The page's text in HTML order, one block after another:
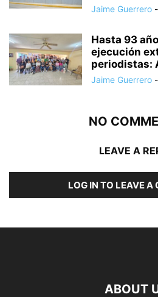
Jaime Guerrero -
Hasta 93
ejecución
periodistas:
Jaime Guerrero -
NO
LEAVE A
LOG IN TO LEAVE A
ABOUT